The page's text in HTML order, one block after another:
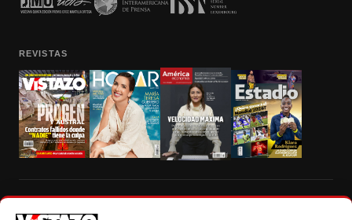
REVISTAS
autorización escrita de su titular, de todos los contenidos de Vistazo.com.